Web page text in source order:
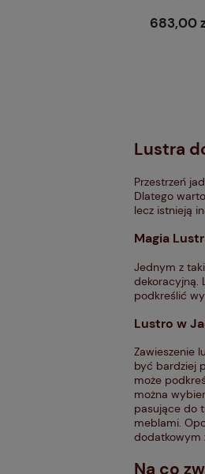
683,00
Lustra
Przestrzeń
Dlatego
lecz istnieją
Magia
Jednym z
dekoracyjną.
podkreślić
Lustro w
Zawieszenie
być bardziej
może
można
pasujące do
meblami.
dodatkowym
Na co